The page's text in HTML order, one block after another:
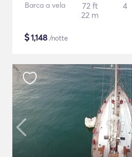
Barca a vela
72 ft
22 m
4
$1,148 /notte